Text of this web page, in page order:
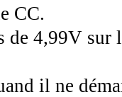
CC.
4,99V sur
il ne